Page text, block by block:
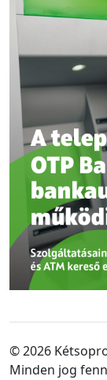
© 2026
Minden jog